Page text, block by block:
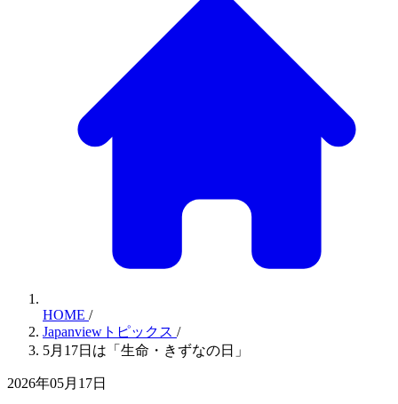
HOME /
Japanviewトピックス /
5月17日は「生命・きずなの日」
2026年05月17日